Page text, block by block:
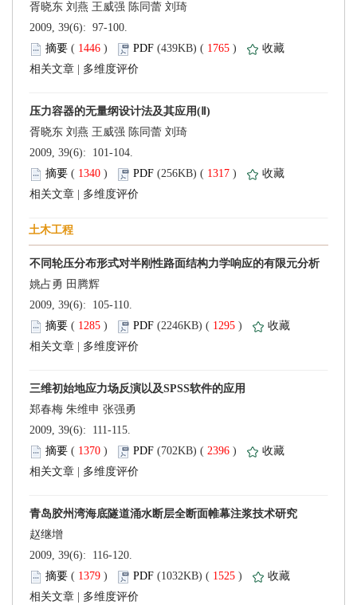
2009, 39(6): 97-100.
(
) 1765 )
2009, 39(6): 101-104.
(
) 1317 )
2009, 39(6): 105-110.
(
) 1295 )
2009, 39(6): 111-115.
(
) 2396 )
2009, 39(6): 116-120.
(
) 1525 )